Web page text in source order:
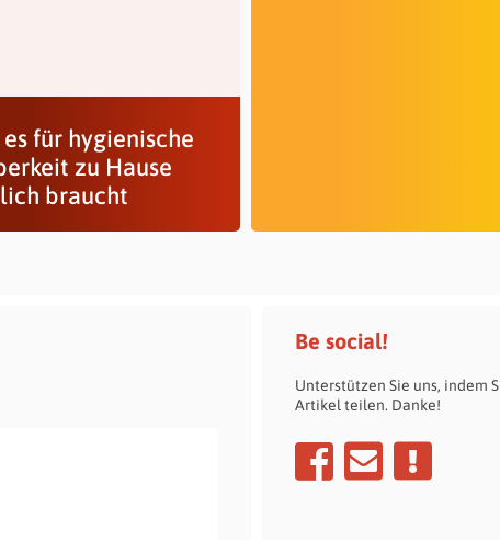
es für hygienische
zu Hause
braucht
Be social!
Unterstützen Sie uns, indem
Artikel teilen. Danke!